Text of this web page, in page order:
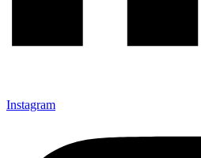
Instagram